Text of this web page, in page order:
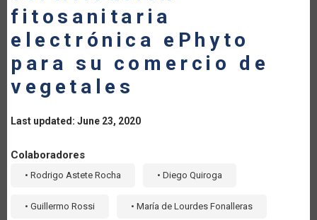
fitosanitaria
electrónica ePhyto
para su comercio de
vegetales
Last updated: June 23, 2020
Colaboradores
• Rodrigo Astete Rocha • Diego Quiroga
• Guillermo Rossi • María de Lourdes Fonalleras